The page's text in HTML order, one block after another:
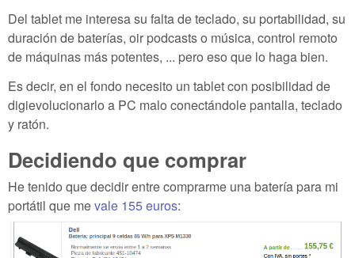
Del tablet me interesa su falta de teclado, su portabilidad, su
duración de baterías, oir podcasts o música, control remoto
de máquinas más potentes, ... pero eso que lo haga bien.
Es decir, en el fondo necesito un tablet con posibilidad de
digievolucionarlo a PC malo conectándole pantalla, teclado
y ratón.
Decidiendo que comprar
He tenido que decidir entre comprarme una batería para mi
portátil que mevale 155 euros: